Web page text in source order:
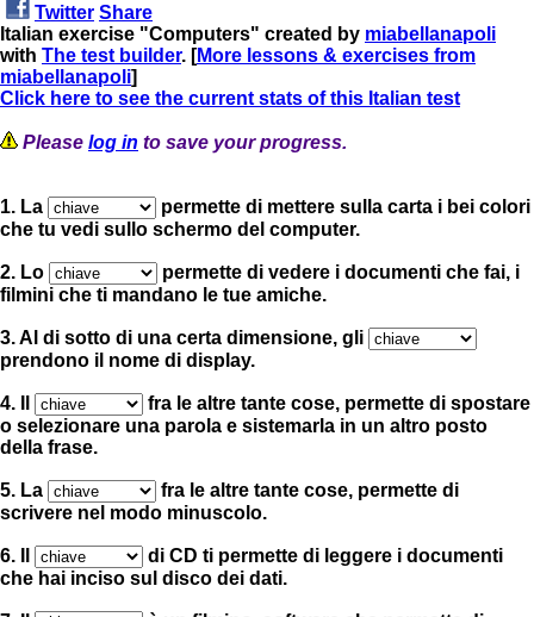
Twitter Share
Italian exercise "Computers" created by miabellanapoli
with The test builder. [More lessons & exercises from
miabellanapoli]
Click here to see the current stats of this Italian test
Please log in to save your progress.
1. La
permette di mettere sulla carta i bei colori
che tu vedi sullo schermo del computer.
2. Lo
permette di vedere i documenti che fai, i
filmini che ti mandano le tue amiche.
3. Al di sotto di una certa dimensione, gli
prendono il nome di display.
4. Il
fra le altre tante cose, permette di spostare
o selezionare una parola e sistemarla in un altro posto
della frase.
5. La
fra le altre tante cose, permette di
scrivere nel modo minuscolo.
6. Il
di CD ti permette di leggere i documenti
che hai inciso sul disco dei dati.